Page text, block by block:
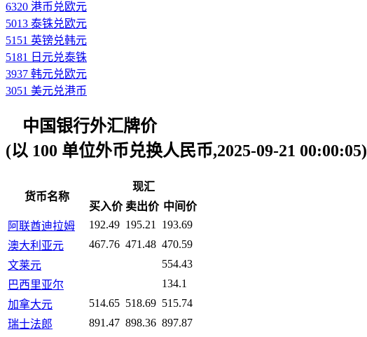
6320 港币兑欧元
5013 泰铢兑欧元
5151 英镑兑韩元
5181 日元兑泰铢
3937 韩元兑欧元
3051 美元兑港币
中国银行外汇牌价
(以 100 单位外币兑换人民币,2025-09-21 00:00:05)
货币名称
现汇
买入价 卖出价 中间价
阿联酋迪拉姆
192.49 195.21
193.69
澳大利亚元
467.76 471.48 470.59
文莱元
554.43
巴西里亚尔
134.1
加拿大元
514.65 518.69 515.74
瑞士法郎
891.47 898.36 897.87